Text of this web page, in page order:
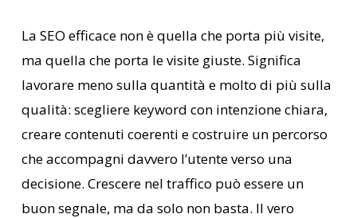
La SEO efficace non è quella che porta più visite,
ma quella che porta le visite giuste. Significa
lavorare meno sulla quantità e molto di più sulla
qualità: scegliere keyword con intenzione chiara,
creare contenuti coerenti e costruire un percorso
che accompagni davvero l’utente verso una
decisione. Crescere nel traffico può essere un
buon segnale, ma da solo non basta. Il vero